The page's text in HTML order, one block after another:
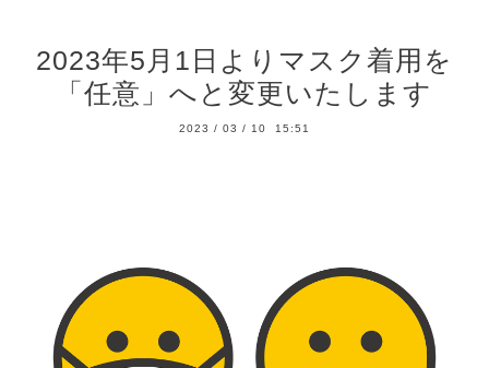
2023年5月1日よりマスク着用を
「任意」へと変更いたします
2023 / 03 / 10 15:51